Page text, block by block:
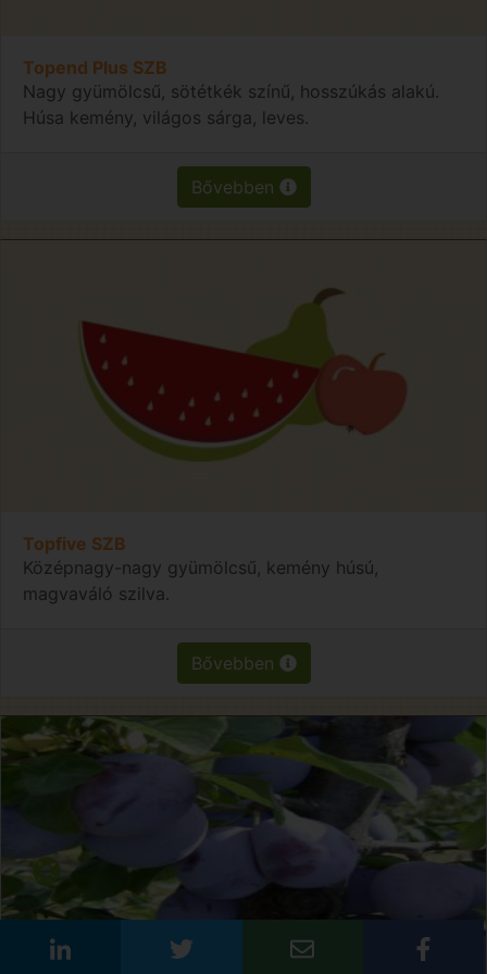
Topend Plus SZB
Nagy gyümölcsű, sötétkék színű, hosszúkás alakú.
Húsa kemény, világos sárga, leves.
Bővebben
Topfive SZB
Középnagy-nagy gyümölcsű, kemény húsú,
magvaváló szilva.
Bővebben